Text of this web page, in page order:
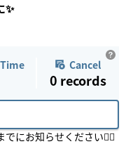
✨
Cancel
0 records
にお知らせください🙇‍♀️